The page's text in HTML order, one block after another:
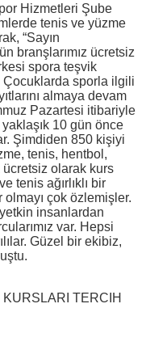
Hizmetleri Şube
tenis ve yüzme
“Sayın
branşlarımız ücretsiz
spora teşvik
Çocuklarda sporla ilgili
almaya devam
Pazartesi itibariyle
yaklaşık 10 gün önce
Şimdiden 850 kişiyi
tenis, hentbol,
olarak kurs
tenis ağırlıklı bir
çok özlemişler.
insanlardan
var. Hepsi
Güzel bir ekibiz,
TERCIH